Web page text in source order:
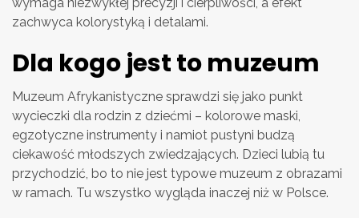
zachwyca kolorystyką i detalami.
Dla kogo jest to muzeum
Muzeum Afrykanistyczne sprawdzi się jako punkt
wycieczki dla rodzin z dziećmi – kolorowe maski,
egzotyczne instrumenty i namiot pustyni budzą
ciekawość młodszych zwiedzających. Dzieci lubią tu
przychodzić, bo to nie jest typowe muzeum z obrazami
w ramach. Tu wszystko wygląda inaczej niż w Polsce.